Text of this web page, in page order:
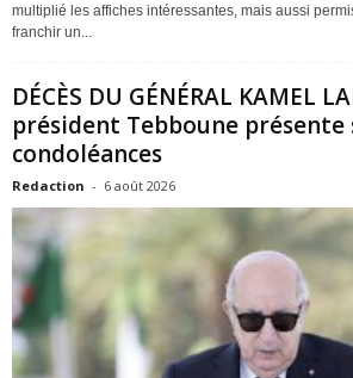
multiplié les affiches intéressantes, mais aussi
franchir un...
DÉCÈS DU GÉNÉRAL KAMEL
président Tebboune présente
condoléances
Redaction - 6 août 2026